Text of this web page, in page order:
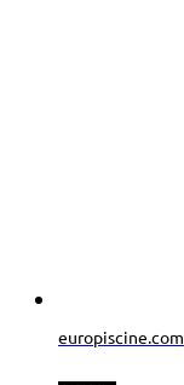
europiscine.com